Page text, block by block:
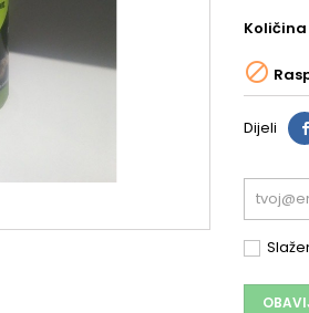
Količina

Dijeli